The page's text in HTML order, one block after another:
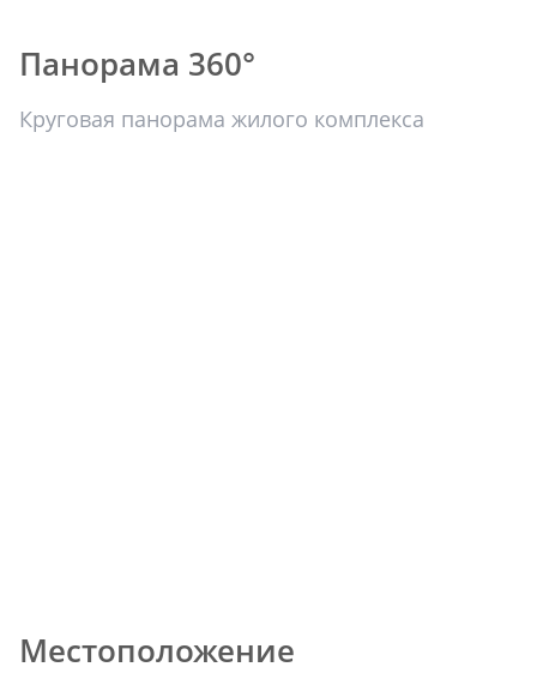
Панорама 360°
Круговая панорама жилого комплекса
Местоположение